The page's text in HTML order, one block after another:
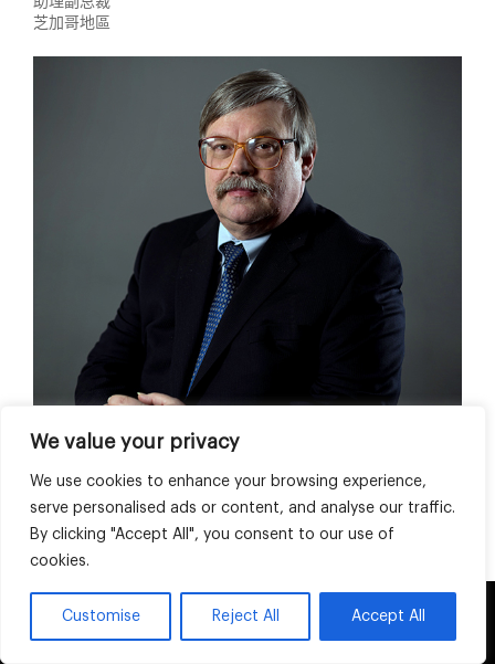
We value your privacy
We use cookies to enhance your browsing experience,
serve personalised ads or content, and analyse our traffic.
By clicking "Accept All", you consent to our use of
cookies.
Customise Reject All Accept All
芝加哥地區
办公室: 芝加哥
电话:+1 773 628 2905
This website uses cookies and third party
OK